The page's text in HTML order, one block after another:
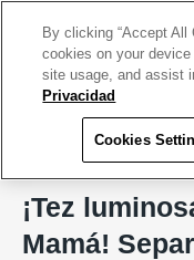
Marilyn Med Aestetics
¡Tez
Mamá!
By clicking “Accept All
cookies on your
site usage, and assist
Privacidad
Cookies